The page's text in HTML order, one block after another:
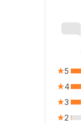
5
4
3
2